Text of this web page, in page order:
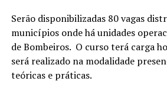
Serão disponibilizadas 80 vagas
municípios onde há unidades
de Bombeiros. O curso terá carga
será realizado na modalidade
teóricas e práticas.